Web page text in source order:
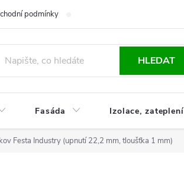
podmínky
HLEDAT
Fasáda Izolace, zateplení
Festa Industry (upnutí 22,2 mm, tloušťka 1 mm)